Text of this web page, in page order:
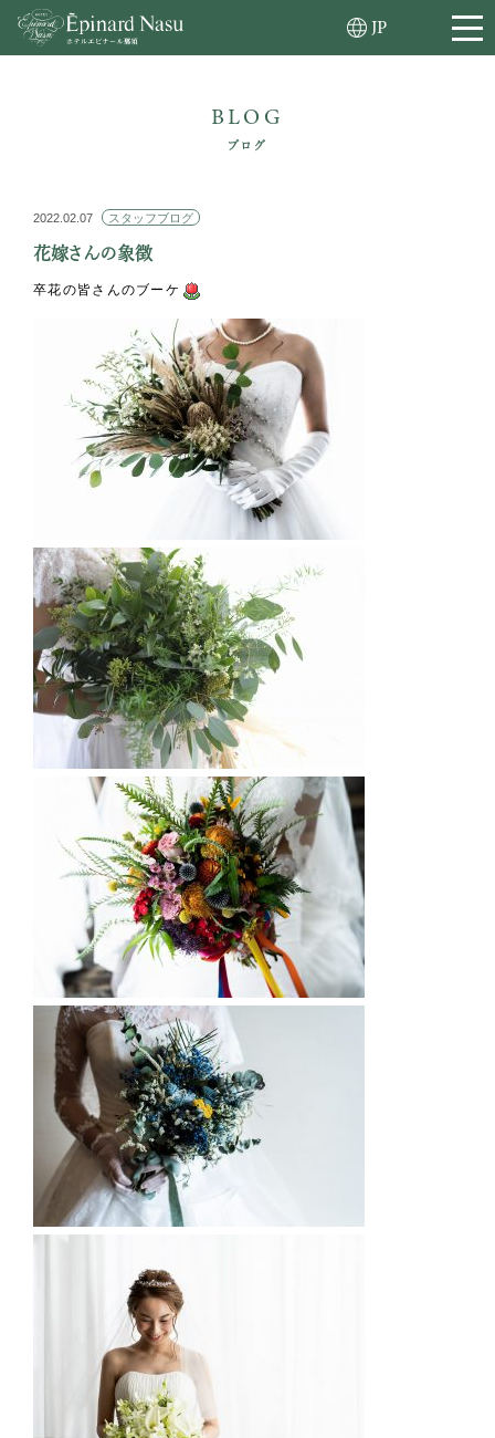
JP
BLOG
ブログ
2022.02.07 スタッフブログ
花嫁さんの象徴
卒花の皆さんのブーケ